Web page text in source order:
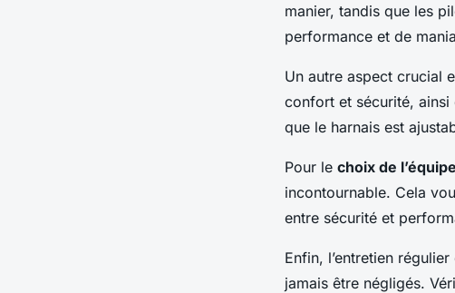
manier, tandis que les
performance et de
Un autre aspect crucial
confort et sécurité, ainsi
que le harnais est
Pour le choix de
incontournable. Cela
entre sécurité et
Enfin, l’entretien
jamais être négligés.